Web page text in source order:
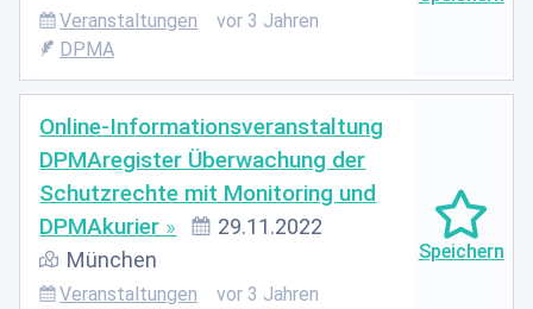
Veranstaltungen
vor 3 Jahren
DPMA
Online-Informationsveranstaltung
DPMAregister Überwachung der
Schutzrechte mit Monitoring und
DPMAkurier
29.11.2022
München
Veranstaltungen
vor 3 Jahren